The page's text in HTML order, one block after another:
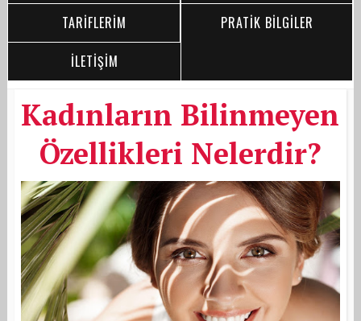
TARİFLERİM
PRATİK BİLGİLER
İLETİŞİM
Kadınların Bilinmeyen
Özellikleri Nelerdir?